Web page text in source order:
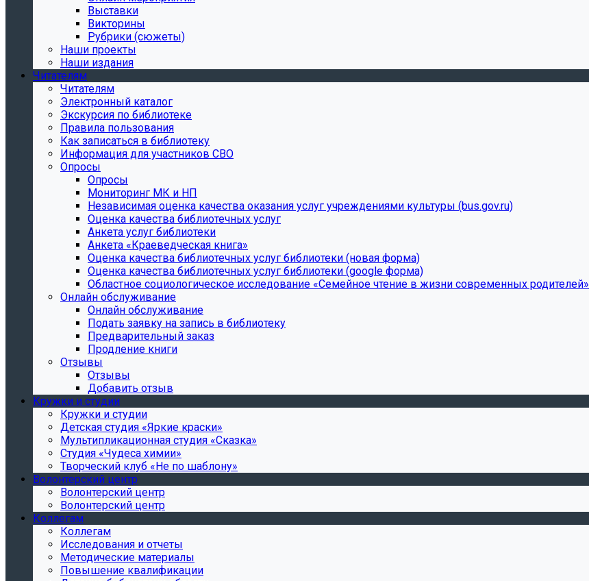
Выставки
Викторины
Рубрики (сюжеты)
Наши проекты
Наши издания
Читателям
Читателям
Электронный каталог
Экскурсия по библиотеке
Правила пользования
Как записаться в библиотеку
Информация для участников СВО
Опросы
Опросы
Мониторинг МК и НП
Независимая оценка качества оказания услуг учреждениями культуры (bus.gov.ru)
Оценка качества библиотечных услуг
Анкета услуг библиотеки
Анкета «Краеведческая книга»
Oценка качества библиотечных услуг библиотеки (новая форма)
Oценка качества библиотечных услуг библиотеки (google форма)
Областное социологическое исследование «Семейное чтение в жизни современных родителей»
Онлайн обслуживание
Онлайн обслуживание
Подать заявку на запись в библиотеку
Предварительный заказ
Продление книги
Отзывы
Отзывы
Добавить отзыв
Кружки и студии
Кружки и студии
Детская студия «Яркие краски»
Мультипликационная студия «Сказка»
Студия «Чудеса химии»
Творческий клуб «Не по шаблону»
Волонтерский центр
Волонтерский центр
Волонтерский центр
Коллегам
Коллегам
Исследования и отчеты
Методические материалы
Повышение квалификации